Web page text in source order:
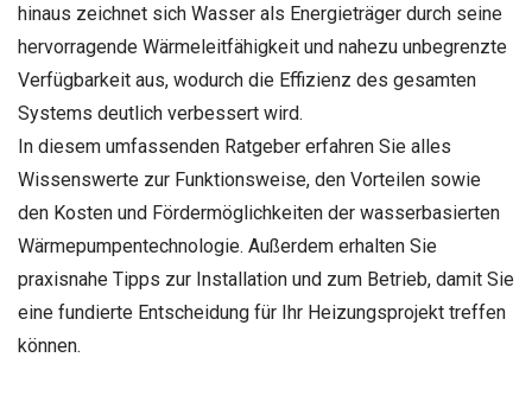
hinaus zeichnet sich Wasser als Energieträger durch seine
hervorragende Wärmeleitfähigkeit und nahezu unbegrenzte
Verfügbarkeit aus, wodurch die Effizienz des gesamten
Systems deutlich verbessert wird.
In diesem umfassenden Ratgeber erfahren Sie alles
Wissenswerte zur Funktionsweise, den Vorteilen sowie
den Kosten und Fördermöglichkeiten der wasserbasierten
Wärmepumpentechnologie. Außerdem erhalten Sie
praxisnahe Tipps zur Installation und zum Betrieb, damit Sie
eine fundierte Entscheidung für Ihr Heizungsprojekt treffen
können.